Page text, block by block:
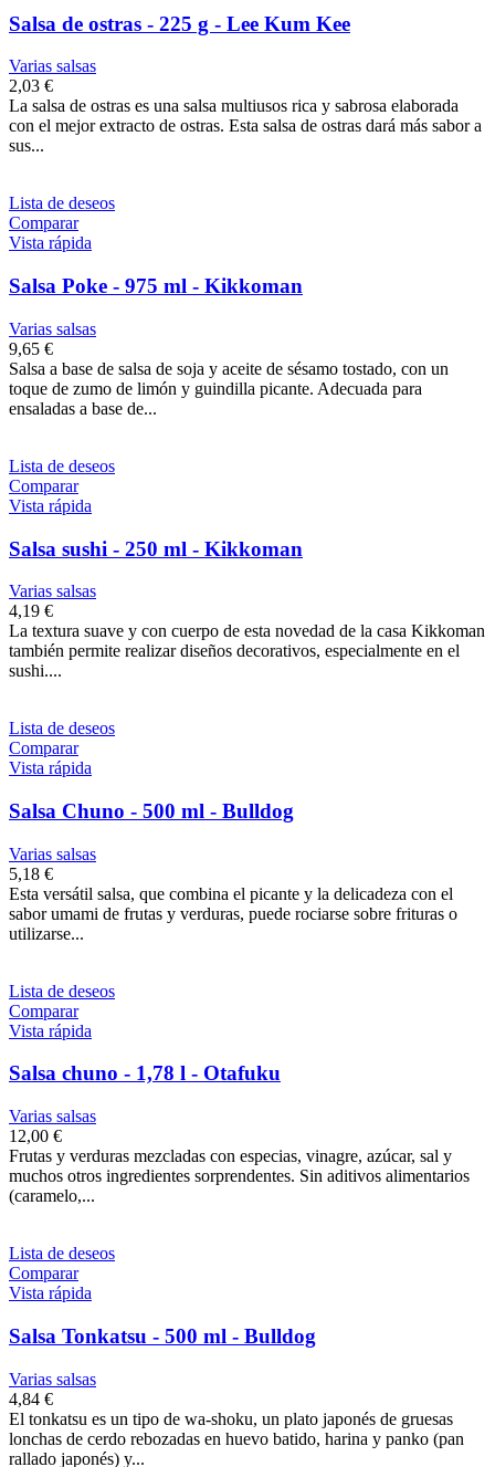
Salsa de ostras - 225 g - Lee Kum Kee
Varias salsas
2,03 €
La salsa de ostras es una salsa multiusos rica y sabrosa elaborada
con el mejor extracto de ostras. Esta salsa de ostras dará más sabor a
sus...
Lista de deseos
Comparar
Vista rápida
Salsa Poke - 975 ml - Kikkoman
Varias salsas
9,65 €
Salsa a base de salsa de soja y aceite de sésamo tostado, con un
toque de zumo de limón y guindilla picante. Adecuada para
ensaladas a base de...
Lista de deseos
Comparar
Vista rápida
Salsa sushi - 250 ml - Kikkoman
Varias salsas
4,19 €
La textura suave y con cuerpo de esta novedad de la casa Kikkoman
también permite realizar diseños decorativos, especialmente en el
sushi....
Lista de deseos
Comparar
Vista rápida
Salsa Chuno - 500 ml - Bulldog
Varias salsas
5,18 €
Esta versátil salsa, que combina el picante y la delicadeza con el
sabor umami de frutas y verduras, puede rociarse sobre frituras o
utilizarse...
Lista de deseos
Comparar
Vista rápida
Salsa chuno - 1,78 l - Otafuku
Varias salsas
12,00 €
Frutas y verduras mezcladas con especias, vinagre, azúcar, sal y
muchos otros ingredientes sorprendentes. Sin aditivos alimentarios
(caramelo,...
Lista de deseos
Comparar
Vista rápida
Salsa Tonkatsu - 500 ml - Bulldog
Varias salsas
4,84 €
El tonkatsu es un tipo de wa-shoku, un plato japonés de gruesas
lonchas de cerdo rebozadas en huevo batido, harina y panko (pan
rallado japonés) y...